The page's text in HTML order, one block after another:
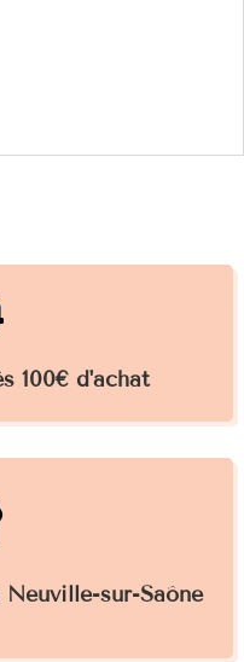
100€ d'achat
sur-Saône